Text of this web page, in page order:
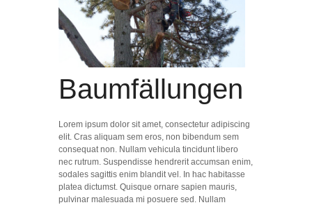
Baumfällungen
Lorem ipsum dolor sit amet, consectetur adipiscing
elit. Cras aliquam sem eros, non bibendum sem
consequat non. Nullam vehicula tincidunt libero
nec rutrum. Suspendisse hendrerit accumsan enim,
sodales sagittis enim blandit vel. In hac habitasse
platea dictumst. Quisque ornare sapien mauris,
pulvinar malesuada mi posuere sed. Nullam